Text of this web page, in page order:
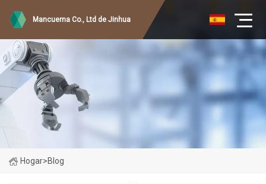
Mancuerna Co., Ltd de Jinhua
Hogar>Blog